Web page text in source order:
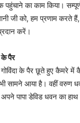
का काम किया।
जी को, हम प्रणाम करते हैं,
करें।
के पैर
के पैर छूते हुए कैमरे में
सामने आया है। वहीं वरुण
पापा डेविड धवन का हाथ